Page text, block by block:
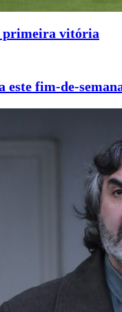
primeira vitória
este fim-de-